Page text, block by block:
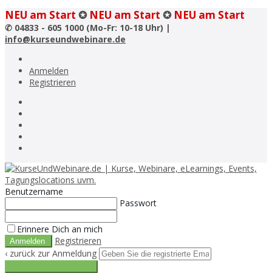
NEU am Start ✪ NEU am Start ✪ NEU am Start
✆ 04833 - 605 1000 (Mo-Fr: 10-18 Uhr) |
info@kurseundwebinare.de
Anmelden
Registrieren
Benutzername
Passwort
Erinnere Dich an mich
Registrieren
‹ zurück zur Anmeldung